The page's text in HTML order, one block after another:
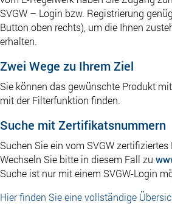
SVGW – Login bzw. Registrierung
Button oben rechts), um die Ihnen
erhalten.
Zwei Wege zu Ihrem Ziel
Sie können das gewünschte Produkt
mit der Filterfunktion finden.
Suche mit Zertifikatsnummern
Suchen Sie ein vom SVGW zertifiziertes
Wechseln Sie bitte in diesem Fall zu
Suche ist nur mit einem SVGW-Login
Hier finden Sie eine vollständige